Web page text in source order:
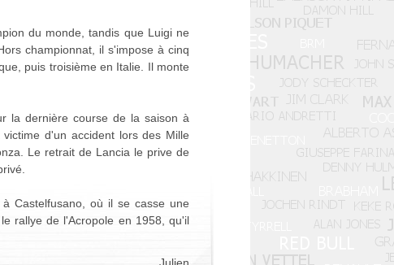
du monde, tandis que Luigi ne
championnat, il s'impose à cinq
puis troisième en Italie. Il monte
la dernière course de la saison à
d'un accident lors des Mille
Le retrait de Lancia le prive de
Castelfusano, où il se casse une
rallye de l'Acropole en 1958, qu'il